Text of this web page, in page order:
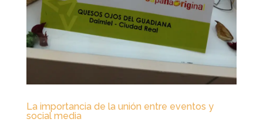
La importancia de la unión entre eventos y
social media